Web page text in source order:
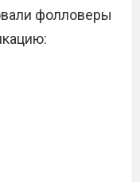
фолловеры